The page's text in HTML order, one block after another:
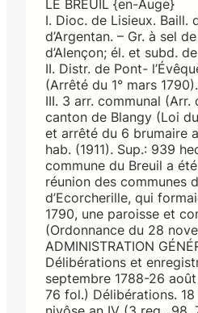
LE BREUIL {en-Auge}
I. Dioc. de Lisieux. Baill.
d’Argentan. – Gr. à sel
d’Alençon; él. et subd.
II. Distr. de Pont-
(Arrêté du 1° mars 1790).
III. 3 arr. communal (Arr.
canton de Blangy (Loi
et arrêté du 6 brumaire
hab. (1911). Sup.: 939
commune du Breuil a
réunion des communes
d’Ecorcherille, qui
1790, une paroisse et
(Ordonnance du 28
ADMINISTRATION
Délibérations et
septembre 1788-26
76 fol.) Délibérations.